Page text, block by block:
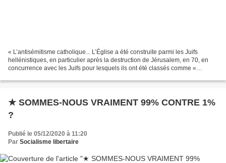
« L’antisémitisme catholique... L’Église a été construite parmi les Juifs
hellénistiques, en particulier après la destruction de Jérusalem, en 70, en
concurrence avec les Juifs pour lesquels ils ont été classés comme «
★ SOMMES-NOUS VRAIMENT 99% CONTRE 1%
?
Publié le 05/12/2020 à 11:20
Par Socialisme libertaire